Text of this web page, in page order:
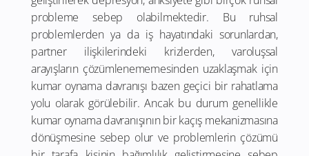
probleme sebep olabilmektedir. Bu ruhsal
problemlerden ya da iş hayatındaki sorunlardan,
partner ilişkilerindeki krizlerden, varoluşsal
arayışların çözümlenememesinden uzaklaşmak için
kumar oynama davranışı bazen geçici bir rahatlama
yolu olarak görülebilir. Ancak bu durum genellikle
kumar oynama davranışının bir kaçış mekanizmasına
dönüşmesine sebep olur ve problemlerin çözümü